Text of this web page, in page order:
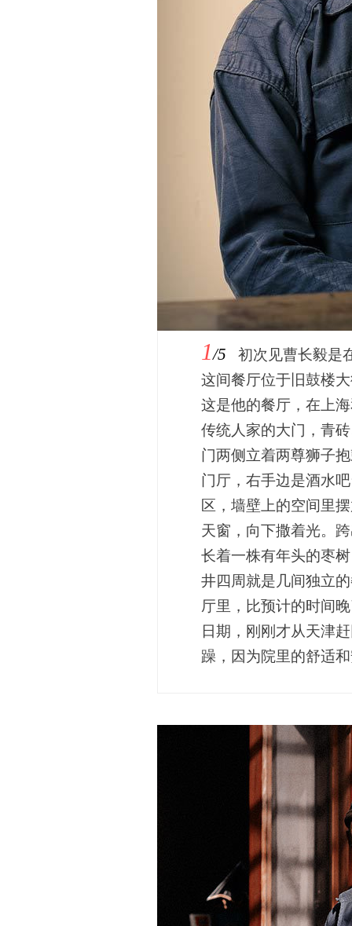
1/5
初次见曹长毅是
这间餐厅位于旧鼓楼
这是他的餐厅，在上
传统人家的大门，青
门两侧立着两尊狮子
门厅，右手边是酒水
区，墙壁上的空间里
天窗，向下撒着光。
长着一株有年头的枣
井四周就是几间独立
厅里，比预计的时间
日期，刚刚才从天津
躁，因为院里的舒适